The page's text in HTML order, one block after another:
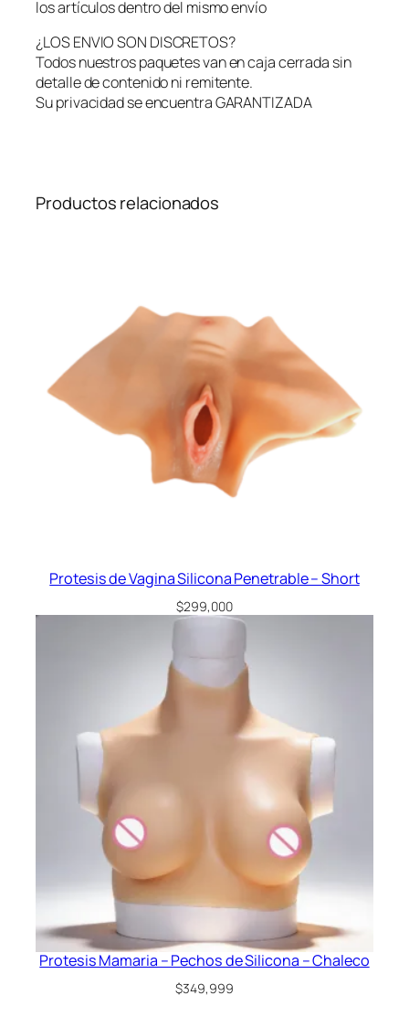
los artículos dentro del mismo envío
¿LOS ENVIO SON DISCRETOS?
Todos nuestros paquetes van en caja cerrada sin
detalle de contenido ni remitente.
Su privacidad se encuentra GARANTIZADA
Productos relacionados
Protesis de Vagina Silicona Penetrable – Short
$299,000
Protesis Mamaria – Pechos de Silicona – Chaleco
$349,999